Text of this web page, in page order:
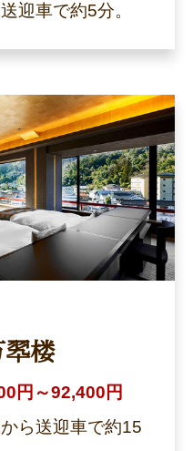
迎車で約5分。
楼
円～92,400円
ら送迎車で約15